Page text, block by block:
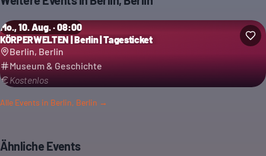
Mo., 10. Aug. · 08:00
KÖRPERWELTEN | Berlin | Tagesticket
Berlin, Berlin
Museum & Geschichte
Kostenlos
Alle Events in Berlin, Berlin →
Ähnliche Events